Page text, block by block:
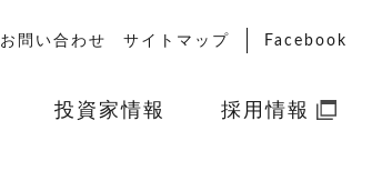
お問い合わせ サイトマップ Facebook
投資家情報 採用情報